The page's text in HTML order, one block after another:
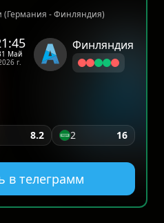
(Германия - Финляндия)
Май
г.
Финляндия
8.2 2 16
в телеграмм